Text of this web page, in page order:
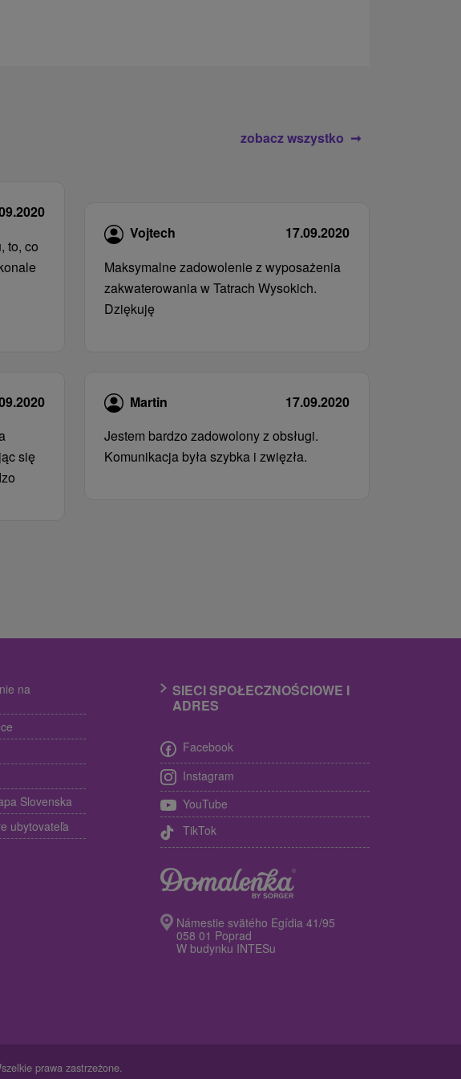
zobacz wszystko
to, co
się
Vojtech
17.09.2020
Maksymalne zadowolenie z wyposażenia
zakwaterowania w Tatrach Wysokich.
Dziękuję
Martin
17.09.2020
Jestem bardzo zadowolony z obsługi.
Komunikacja była szybka i zwięzła.
na
Slovenska
ubytovateľa
SIECI SPOŁECZNOŚCIOWE I
ADRES
Facebook
Instagram
YouTube
TikTok
Námestie svätého Egídia 41/95
058 01 Poprad
W budynku INTESu
prawa zastrzeżone.